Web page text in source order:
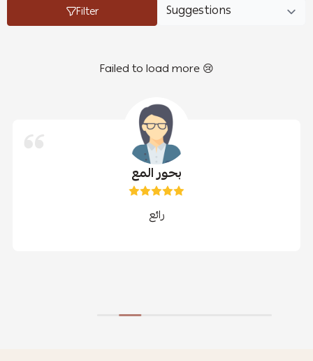
Filter
Failed to load more 😢
بحور المع
رائع